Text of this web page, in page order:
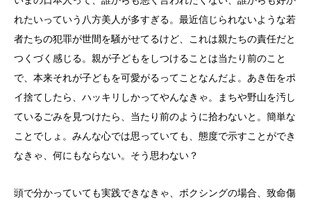
れたいっていう八方美人が多すぎる。最近信じられないような若
者たちの犯罪が世間を騒がせてるけど、これは親たちの責任だと
つくづく感じる。親が子どもをしつけることは当たり前のこと
で、本来それが子どもを可愛がるってことなんだよ。あき缶をポ
イ捨てしたら、ハッキリしかってやんなきゃ。まちや野山を汚し
ているごみを見つけたら、当たり前のように拾わないと。簡単な
ことでしょ。みんな心では思っていても、態度で示すことができ
なきゃ、何にもならない。そう思わない？
頭で分かっていても実践できなきゃ、ボクシングの場合、致命傷